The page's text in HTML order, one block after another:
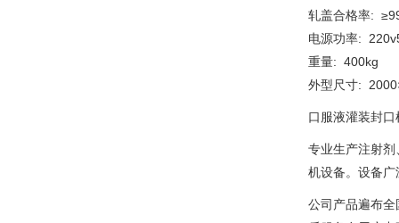
轧盖合格率:
电源功率:
重量: 400kg
外型尺寸:
口服液灌装封口
专业生产注射
机设备。设备
公司产品遍布